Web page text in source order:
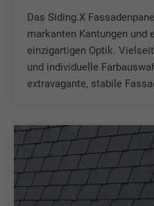
Das Siding.X
markanten Kantungen und
einzigartigen Optik.
und individuelle
extravagante, stabile